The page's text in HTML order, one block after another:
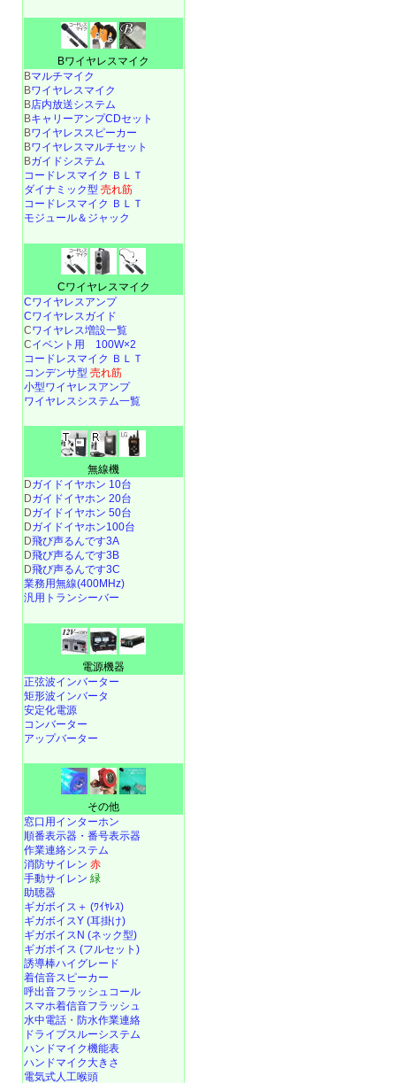
Bワイヤレスマイク
Bマルチマイク
Bワイヤレスマイク
B店内放送システム
BキャリーアンプCDセット
Bワイヤレススピーカー
Bワイヤレスマルチセット
Bガイドシステム
コードレスマイク ＢＬＴ
ダイナミック型 売れ筋
コードレスマイク ＢＬＴ
モジュール＆ジャック
Cワイヤレスマイク
Cワイヤレスアンプ
Cワイヤレスガイド
Cワイヤレス増設一覧
Cイベント用 100W×2
コードレスマイク ＢＬＴ
コンデンサ型 売れ筋
小型ワイヤレスアンプ
ワイヤレスシステム一覧
無線機
Dガイドイヤホン 10台
Dガイドイヤホン 20台
Dガイドイヤホン 50台
Dガイドイヤホン100台
D飛び声るんです3A
D飛び声るんです3B
D飛び声るんです3C
業務用無線(400MHz)
汎用トランシーバー
電源機器
正弦波インバーター
矩形波インバータ
安定化電源
コンバーター
アップバーター
その他
窓口用インターホン
順番表示器・番号表示器
作業連絡システム
消防サイレン 赤
手動サイレン 緑
助聴器
ギガボイス＋ (ﾜｲﾔﾚｽ)
ギガボイスY (耳掛け)
ギガボイスN (ネック型)
ギガボイス (フルセット)
誘導棒ハイグレード
着信音スピーカー
呼出音フラッシュコール
スマホ着信音フラッシュ
水中電話 ・ 防水作業連絡
ドライブスルーシステム
ハンドマイク機能表
ハンドマイク大きさ
電気式人工喉頭